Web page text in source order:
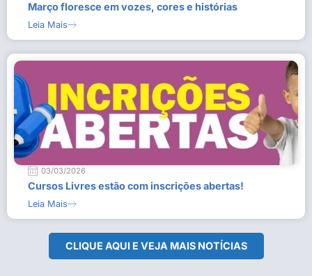
Março floresce em vozes, cores e histórias
Leia Mais
03/03/2026
Cursos Livres estão com inscrições abertas!
Leia Mais
CLIQUE AQUI E VEJA MAIS NOTÍCIAS